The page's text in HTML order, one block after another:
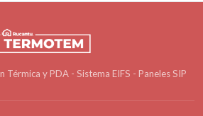
Térmica y PDA - Sistema EIFS - Paneles SIP